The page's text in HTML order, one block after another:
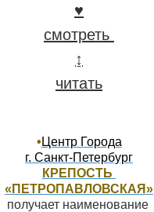
♥
смотреть
↨
читать
• Центр Города
КРЕПОСТЬ
«ПЕТРОПАВЛОВСКАЯ»